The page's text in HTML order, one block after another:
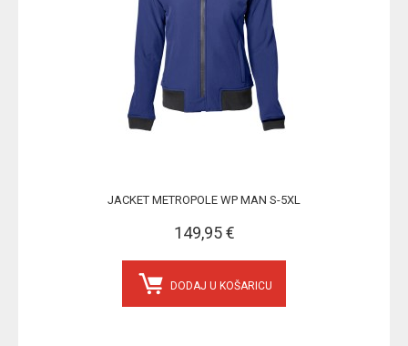
JACKET METROPOLE WP MAN S-5XL
149,95 €
DODAJ U KOŠARICU